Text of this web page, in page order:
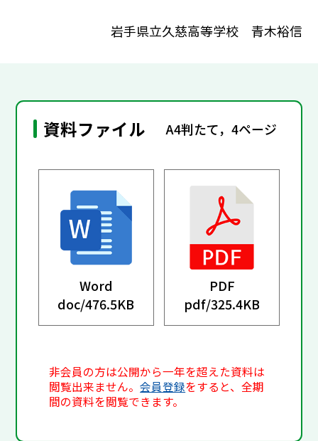
岩手県立久慈高等学校 青木裕信
資料ファイル A4判たて，4ページ
Word
doc/476.5KB
PDF
pdf/325.4KB
非会員の方は公開から一年を超えた資料は
閲覧出来ません。会員登録をすると、全期
間の資料を閲覧できます。